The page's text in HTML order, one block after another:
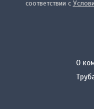
соответствии с
О